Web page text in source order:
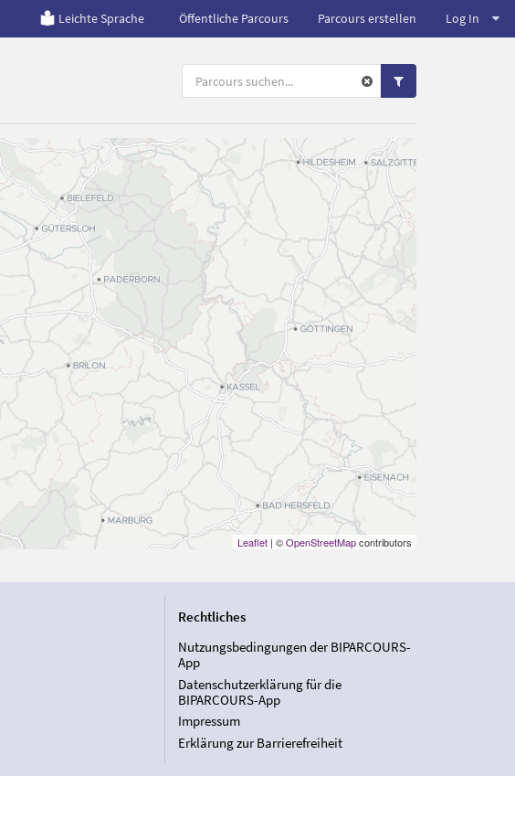
Leichte Sprache Öffentliche Parcours Parcours erstellen Log In
Leaflet| ©OpenStreetMapcontributors
Rechtliches
Nutzungsbedingungen der BIPARCOURS-
App
Datenschutzerklärung für die
BIPARCOURS-App
Impressum
Erklärung zur Barrierefreiheit